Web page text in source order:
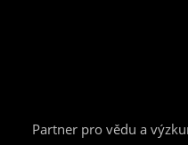
Partner pro vědu a